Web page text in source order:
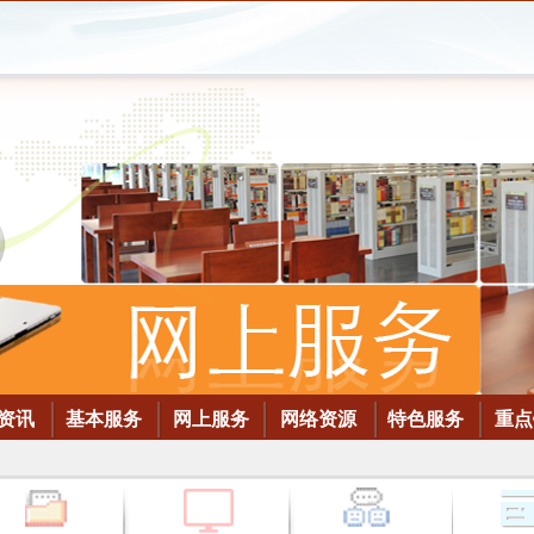
讯 基本服务 网上服务 网络资源 特色服务 重